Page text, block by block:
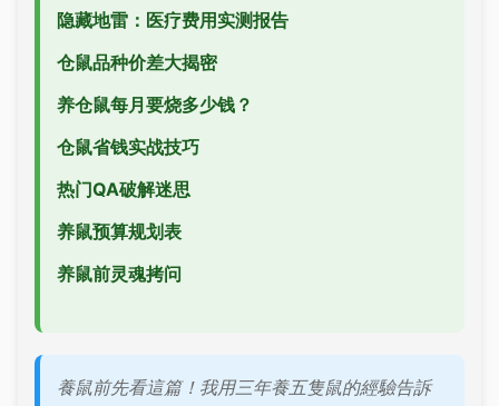
隐藏地雷：医疗费用实测报告
仓鼠品种价差大揭密
养仓鼠每月要烧多少钱？
仓鼠省钱实战技巧
热门QA破解迷思
养鼠预算规划表
养鼠前灵魂拷问
養鼠前先看這篇！我用三年養五隻鼠的經驗告訴